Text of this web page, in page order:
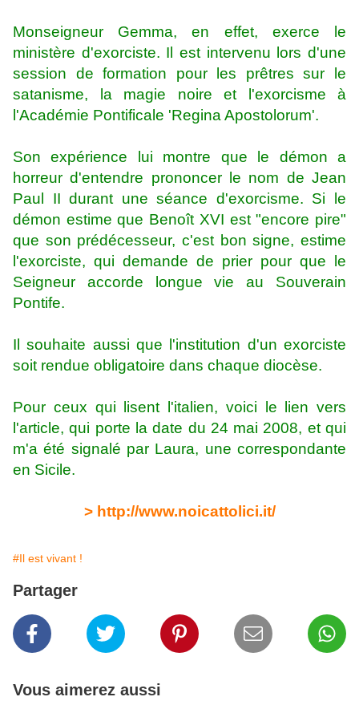
Monseigneur Gemma, en effet, exerce le
ministère d'exorciste. Il est intervenu lors d'une
session de formation pour les prêtres sur le
satanisme, la magie noire et l'exorcisme à
l'Académie Pontificale 'Regina Apostolorum'.
Son expérience lui montre que le démon a
horreur d'entendre prononcer le nom de Jean
Paul II durant une séance d'exorcisme. Si le
démon estime que Benoît XVI est "encore pire"
que son prédécesseur, c'est bon signe, estime
l'exorciste, qui demande de prier pour que le
Seigneur accorde longue vie au Souverain
Pontife.
Il souhaite aussi que l'institution d'un exorciste
soit rendue obligatoire dans chaque diocèse.
Pour ceux qui lisent l'italien, voici le lien vers
l'article, qui porte la date du 24 mai 2008, et qui
m'a été signalé par Laura, une correspondante
en Sicile.
> http://www.noicattolici.it/
#Il est vivant !
Partager
Vous aimerez aussi